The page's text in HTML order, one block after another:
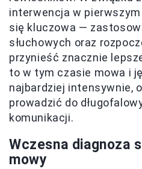
interwencja w
się kluczowa —
słuchowych oraz
przynieść znacznie
to w tym czasie mowa i
najbardziej intensywnie,
prowadzić do
komunikacji.
Wczesna diagnoza
mowy